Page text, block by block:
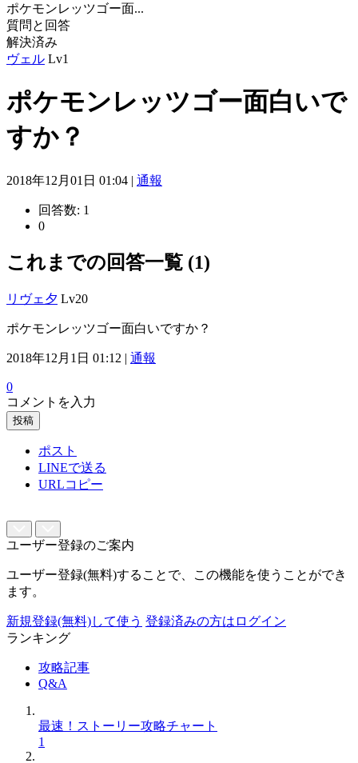
ポケモンレッツゴー面...
質問と回答
解決済み
ヴェル Lv1
ポケモンレッツゴー面白いで
すか？
2018年12月01日 01:04 | 通報
回答数: 1
0
これまでの回答一覧 (1)
リヴェ夕 Lv20
ポケモンレッツゴー面白いですか？
2018年12月1日 01:12 | 通報
0
コメントを入力
投稿
ポスト
LINEで送る
URLコピー
ユーザー登録のご案内
ユーザー登録(無料)することで、この機能を使うことができ
ます。
新規登録(無料)して使う 登録済みの方はログイン
ランキング
攻略記事
Q&A
最速！ストーリー攻略チャート
1